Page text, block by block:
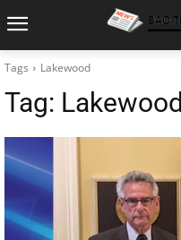
Tags Lakewood
Tag: Lakewood